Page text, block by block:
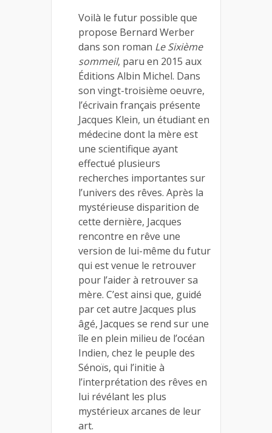
Voilà le futur possible que
propose Bernard Werber
dans son roman Le Sixième
sommeil, paru en 2015 aux
Éditions Albin Michel. Dans
son vingt-troisième oeuvre,
l’écrivain français présente
Jacques Klein, un étudiant en
médecine dont la mère est
une scientifique ayant
effectué plusieurs
recherches importantes sur
l’univers des rêves. Après la
mystérieuse disparition de
cette dernière, Jacques
rencontre en rêve une
version de lui-même du futur
qui est venue le retrouver
pour l’aider à retrouver sa
mère. C’est ainsi que, guidé
par cet autre Jacques plus
âgé, Jacques se rend sur une
île en plein milieu de l’océan
Indien, chez le peuple des
Sénoïs, qui l’initie à
l’interprétation des rêves en
lui révélant les plus
mystérieux arcanes de leur
art.